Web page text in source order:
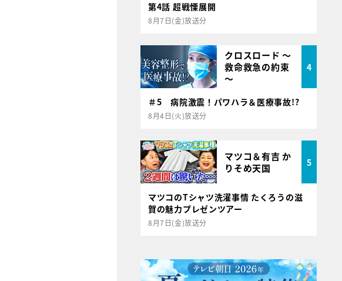
第4話 超戦慄展開
8月7日(金)放送分
クロスロード ～
救命救急の約束
～
4
＃5 病院激震！パワハラ＆医療事故!?
8月4日(火)放送分
マツコ＆有吉 か
りそめ天国
5
マツコのTシャツ洗濯事情 たくろうの滋
賀の魅力プレゼンツアー
8月7日(金)放送分